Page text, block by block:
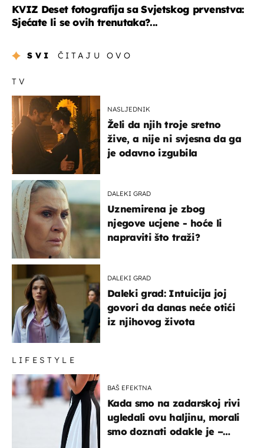
KVIZ Deset fotografija sa Svjetskog prvenstva:
Sjećate li se ovih trenutaka?...
SVI ČITAJU OVO
TV
NASLJEDNIK
Želi da njih troje sretno
žive, a nije ni svjesna da ga
je odavno izgubila
DALEKI GRAD
Uznemirena je zbog
njegove ucjene - hoće li
napraviti što traži?
DALEKI GRAD
Daleki grad: Intuicija joj
govori da danas neće otići
iz njihovog života
LIFESTYLE
BAŠ EFEKTNA
Kada smo na zadarskoj rivi
ugledali ovu haljinu, morali
smo doznati odakle je –